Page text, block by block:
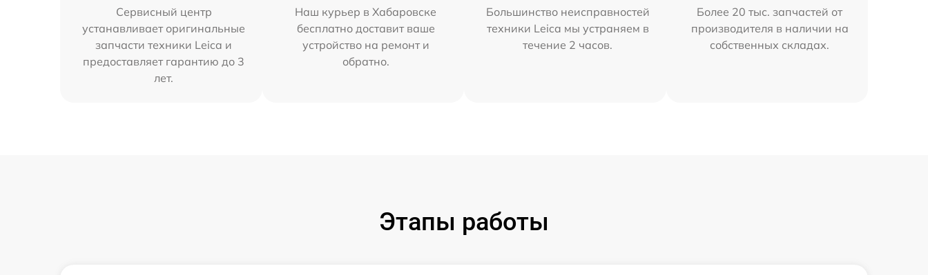
Сервисный центр
устанавливает оригинальные
запчасти техники Leica и
предоставляет гарантию до 3
лет.
Наш курьер в Хабаровске
бесплатно доставит ваше
устройство на ремонт и
обратно.
Большинство неисправностей
техники Leica мы устраняем в
течение 2 часов.
Более 20 тыс. запчастей от
производителя в наличии на
собственных складах.
Этапы работы